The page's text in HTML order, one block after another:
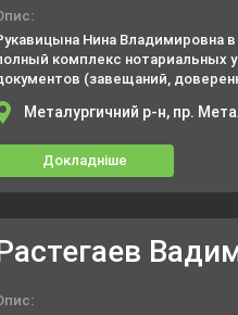
Нина Владимировна
комплекс нотариальных
(завещаний,
контрактов, принятие на
Металургичний р-н, пр.
Докладніше